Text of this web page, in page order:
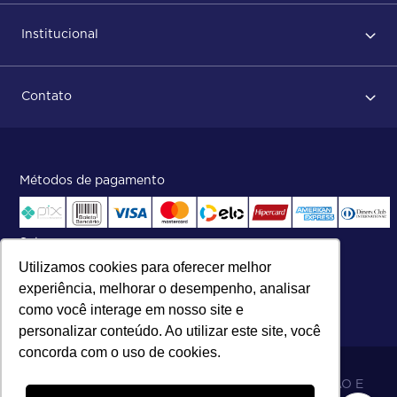
Utilizamos cookies para oferecer melhor
experiência, melhorar o desempenho, analisar
como você interage em nosso site e
personalizar conteúdo. Ao utilizar este site, você
concorda com o uso de cookies.
Após conclusão do pedido
Status do pedido e acompanhamento da entrega
Institucional
ISO
Contato
Central de atendimento:
Telefone:(27) 2121-9000
Segunda a Sexta das 8h às 17h30
Métodos de pagamento
Selos
06.698.001/0002-19 - MB 5 COMÉRCIO IMPORTAÇÃO E